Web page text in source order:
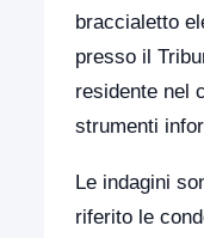
braccialetto
presso il
residente nel
strumenti
Le indagini
riferito le